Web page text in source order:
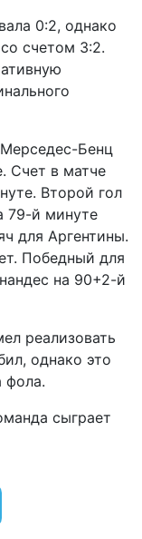
0:2, однако
счетом 3:2.
Бенц
Счет в матче
Второй гол
79-й минуте
для Аргентины.
Победный для
на 90+2-й
реализовать
однако это
фола.
сыграет